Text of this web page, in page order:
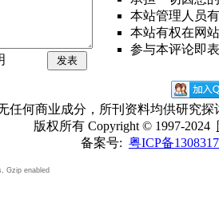
发表
本站管理人员
本站有权在网
参与本评论即
任何商业成分，所刊资料均供研究
版权所有 Copyright © 1997-2024
备案号: 粤ICP备
Gzip enabled